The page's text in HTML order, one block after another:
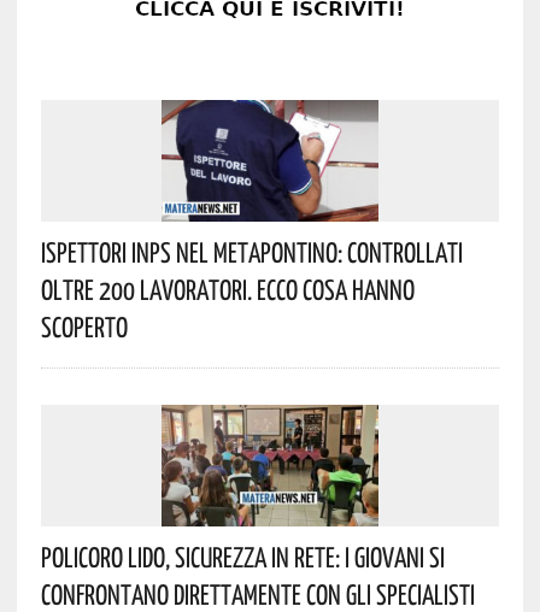
Ispettori INPS Nel Metapontino: Controllati
Oltre 200 Lavoratori. Ecco Cosa Hanno
Scoperto
Policoro Lido, Sicurezza In Rete: I Giovani Si
Confrontano Direttamente Con Gli Specialisti